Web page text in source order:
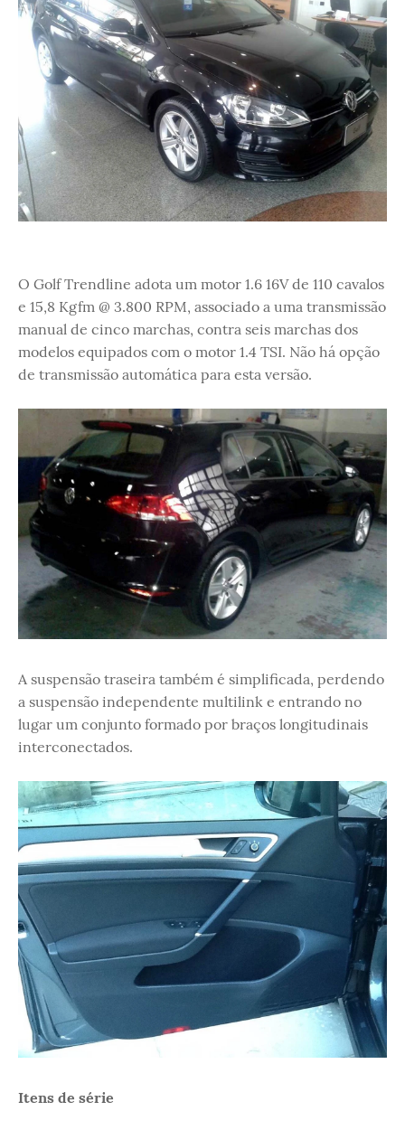
O Golf Trendline adota um motor 1.6 16V de 110 cavalos
e 15,8 Kgfm @ 3.800 RPM, associado a uma transmissão
manual de cinco marchas, contra seis marchas dos
modelos equipados com o motor 1.4 TSI. Não há opção
de transmissão automática para esta versão.
A suspensão traseira também é simplificada, perdendo
a suspensão independente multilink e entrando no
lugar um conjunto formado por braços longitudinais
interconectados.
Itens de série